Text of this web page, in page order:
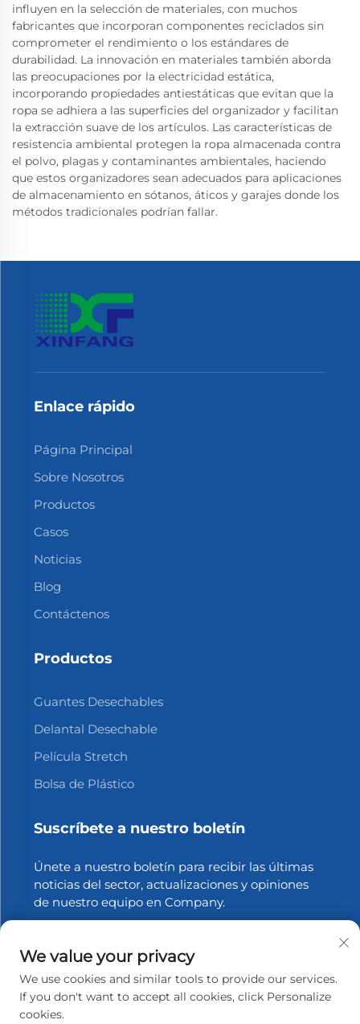
influyen en la selección de materiales, con muchos
fabricantes que incorporan componentes reciclados sin
comprometer el rendimiento o los estándares de
durabilidad. La innovación en materiales también aborda
las preocupaciones por la electricidad estática,
incorporando propiedades antiestáticas que evitan que la
ropa se adhiera a las superficies del organizador y facilitan
la extracción suave de los artículos. Las características de
resistencia ambiental protegen la ropa almacenada contra
el polvo, plagas y contaminantes ambientales, haciendo
que estos organizadores sean adecuados para aplicaciones
de almacenamiento en sótanos, áticos y garajes donde los
métodos tradicionales podrían fallar.
Enlace rápido
Página Principal
Sobre Nosotros
Productos
Casos
Noticias
Blog
Contáctenos
Productos
Guantes Desechables
Delantal Desechable
Película Stretch
Bolsa de Plástico
Suscríbete a nuestro boletín
Únete a nuestro boletín para recibir las últimas
noticias del sector, actualizaciones y opiniones
de nuestro equipo en Company.
Derechos de autor © 2025 Zhangjiagang Xinfang Packaging
We value your privacy
We use cookies and similar tools to provide our services.
If you don't want to accept all cookies, click Personalize
cookies.